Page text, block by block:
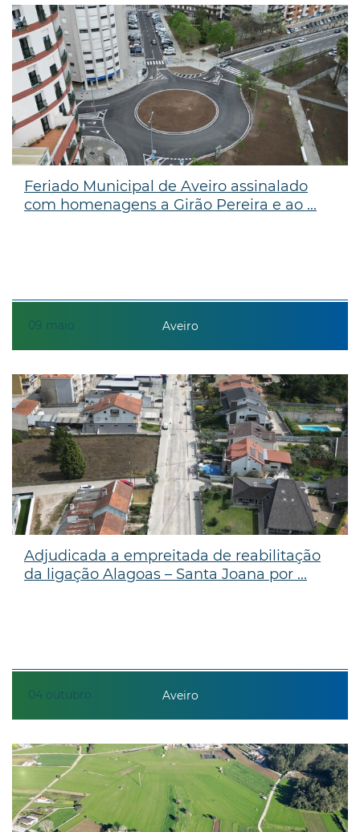
09 maio
Feriado Municipal de Aveiro assinalado
com homenagens a Girão Pereira e ao ...
Aveiro
04 outubro
Adjudicada a empreitada de reabilitação
da ligação Alagoas – Santa Joana por ...
Aveiro